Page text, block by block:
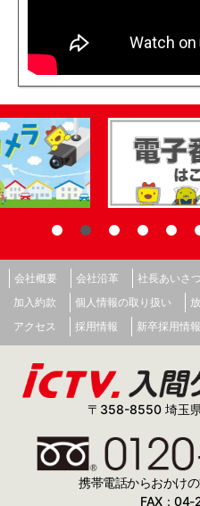
会社概要 会社沿革 社長あいさつ
加入約款
個人情報の取り扱い
アクセス
採用情報 新卒採用情報
〒358-8550 埼玉
携帯電話からおかけ
FAX：